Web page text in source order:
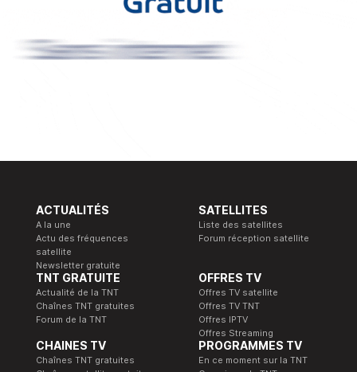
ACTUALITÉS
A la une
Actu des fréquences
satellite
Newsletter gratuite
SATELLITES
Liste des satellites
Forum réception satellite
TNT GRATUITE
Actualité de la TNT
Chaînes TNT gratuites
Forum de la TNT
OFFRES TV
Offres TV satellite
Offres TV TNT
Offres IPTV
Offres Streaming
CHAINES TV
Chaînes TNT gratuites
PROGRAMMES TV
En ce moment sur la TNT